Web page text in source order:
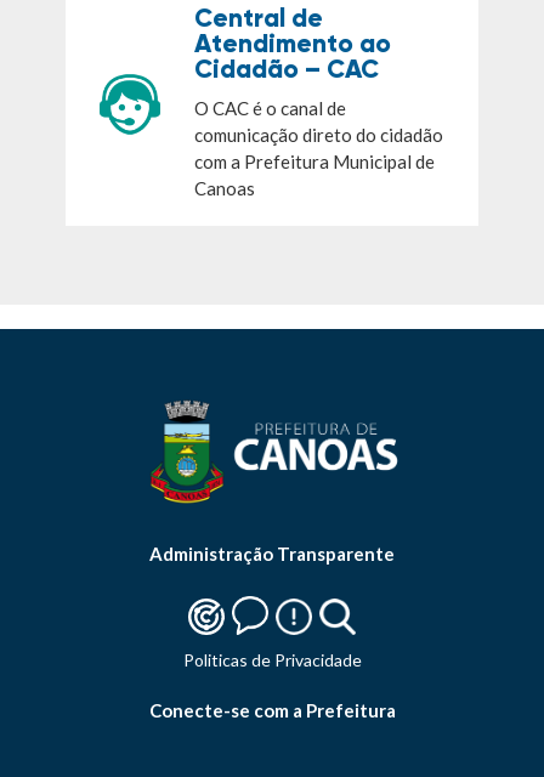
Central de
Atendimento ao
Cidadão – CAC
O CAC é o canal de
comunicação direto do cidadão
com a Prefeitura Municipal de
Canoas
Administração Transparente
Politicas de Privacidade
Conecte-se com a Prefeitura